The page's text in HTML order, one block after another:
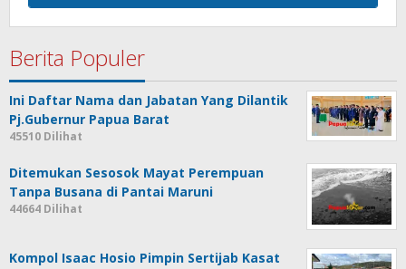
Berita Populer
Ini Daftar Nama dan Jabatan Yang Dilantik
Pj.Gubernur Papua Barat
45510 Dilihat
Ditemukan Sesosok Mayat Perempuan
Tanpa Busana di Pantai Maruni
44664 Dilihat
Kompol Isaac Hosio Pimpin Sertijab Kasat